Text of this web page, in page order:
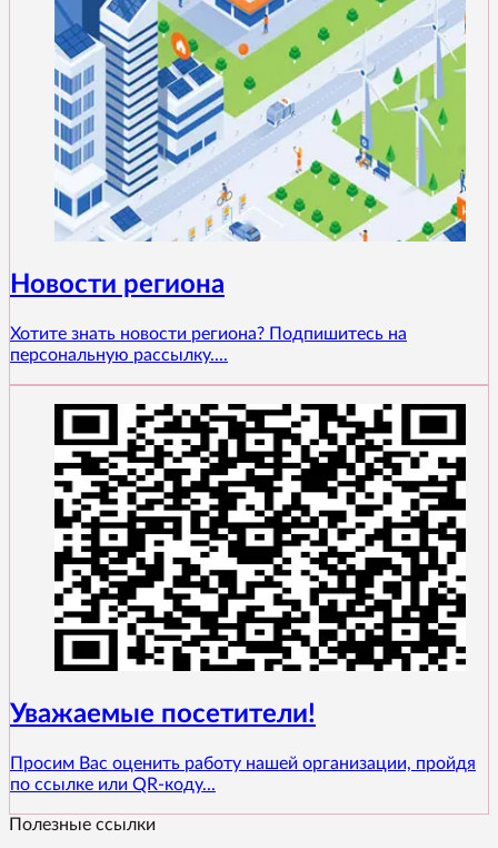
Новости региона
Хотите знать новости региона? Подпишитесь на
персональную рассылку....
Уважаемые посетители!
Просим Вас оценить работу нашей организации, пройдя
по ссылке или QR-коду...
Полезные ссылки